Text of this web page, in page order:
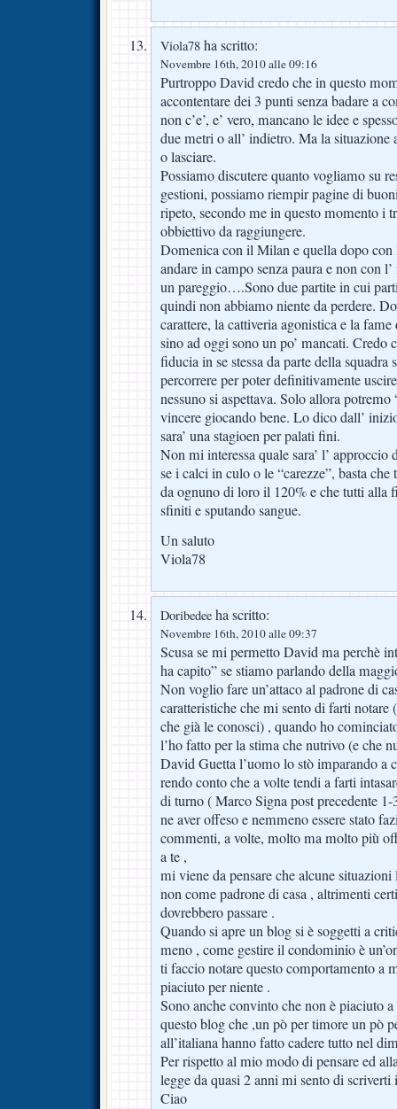
Viola78 ha scritto:
Novembre 16th, 2010 alle 09:16
Purtroppo David credo che in questo
accontentare dei 3 punti senza badare a
non c’e’, e’ vero, mancano le idee e
due metri o all’ indietro. Ma la situazione
o lasciare.
Possiamo discutere quanto vogliamo su
gestioni, possiamo riempir pagine di
ripeto, secondo me in questo momento i
obbiettivo da raggiungere.
Domenica con il Milan e quella dopo con
andare in campo senza paura e non con
un pareggio….Sono due partite in cui
quindi non abbiamo niente da perdere.
carattere, la cattiveria agonistica e la
sino ad oggi sono un po’ mancati. Credo
fiducia in se stessa da parte della squadra
percorrere per poter definitivamente
nessuno si aspettava. Solo allora potremo
vincere giocando bene. Lo dico dall’
sara’ una stagioen per palati fini.
Non mi interessa quale sara’ l’
se i calci in culo o le “carezze”, basta
da ognuno di loro il 120% e che tutti alla
sfiniti e sputando sangue.
Un saluto
Viola78
Doribedee ha scritto:
Novembre 16th, 2010 alle 09:37
Scusa se mi permetto David ma perchè
ha capito” se stiamo parlando della
Non voglio fare un’attaco al padrone di
caratteristiche che mi sento di farti notare
che già le conosci) , quando ho
l’ho fatto per la stima che nutrivo (e che
David Guetta l’uomo lo stò imparando a
rendo conto che a volte tendi a farti
di turno ( Marco Signa post precedente
ne aver offeso e nemmeno essere stato
commenti, a volte, molto ma molto più
a te ,
mi viene da pensare che alcune
non come padrone di casa , altrimenti
dovrebbero passare .
Quando si apre un blog si è soggetti a
meno , come gestire il condominio è
ti faccio notare questo comportamento a
piaciuto per niente .
Sono anche convinto che non è piaciuto
questo blog che ,un pò per timore un pò
all’italiana hanno fatto cadere tutto nel
Per rispetto al mio modo di pensare ed
legge da quasi 2 anni mi sento di
Ciao